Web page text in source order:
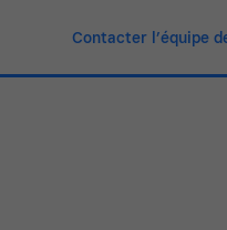
Contacter l’équipe